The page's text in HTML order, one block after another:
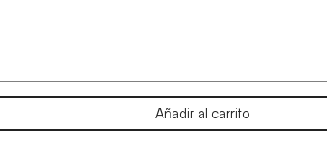
Añadir al carrito